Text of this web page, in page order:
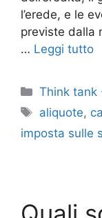
l’erede, e le
previste dalla
… Leggi tutto
Categorie
Think tank
Tag
aliquote,
imposta sulle